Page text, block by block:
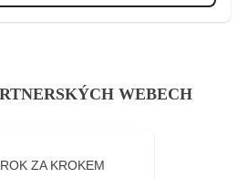
WEBECH
ZA KROKEM